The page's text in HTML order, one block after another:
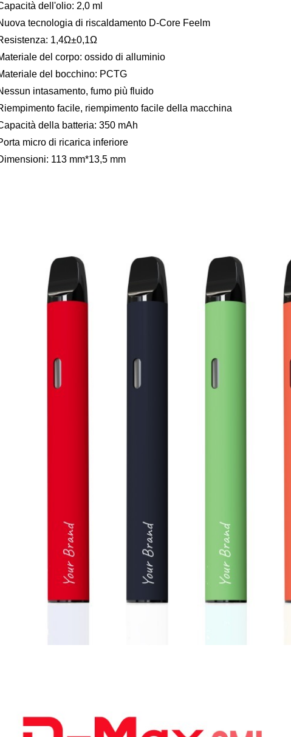
dell'olio: 2,0 ml
tecnologia di riscaldamento D-Core Feelm
1,4Ω±0,1Ω
del corpo: ossido di alluminio
del bocchino: PCTG
intasamento, fumo più fluido
facile, riempimento facile della macchina
della batteria: 350 mAh
micro di ricarica inferiore
113 mm*13,5 mm